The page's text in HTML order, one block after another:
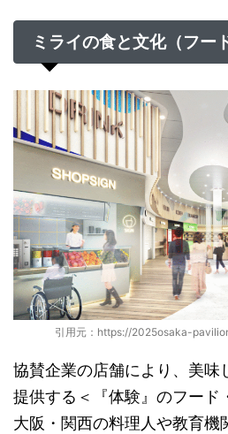
ミライの食と文化（フー
引用元：https://2025osaka-
協賛企業の店舗により、美味
提供する＜『体験』のフード
大阪・関西の料理人や教育機